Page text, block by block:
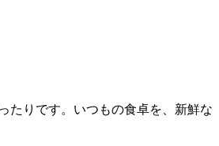
たりです。いつもの食卓を、新鮮な